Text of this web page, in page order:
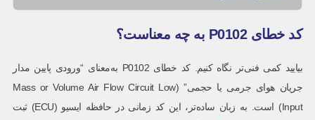
کد خطای P0102 به چه معناست؟
بیایید کمی فنی‌تر نگاه کنیم. کد خطای P0102 به‌معنای “ورودی پایین مدار
جریان هوای جرمی یا حجمی” (Mass or Volume Air Flow Circuit Low
Input) است. به زبان ساده‌تر، این کد زمانی در حافظه ایسیو (ECU) ثبت